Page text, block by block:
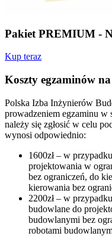
Pakiet PREMIUM -
Kup teraz
Koszty egzaminów
Polska Izba Inżynierów
prowadzeniem egzaminu w
należy się zgłosić w celu
wynosi odpowiednio:
1600zł – w
projektowania w
bez ograniczeń, do
kierowania bez
2200zł – w
budowlane do
budowlanymi bez
robotami